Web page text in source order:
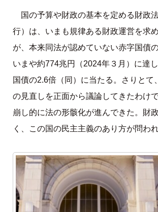
国の予算や財政の基本を定める財政
行）は、いまも規律ある財政運営を求
が、本来同法が認めていない赤字国債
いまや約774兆円（2024年３月）に達
国債の2.6倍（同）に当たる。さりとて
の見直しを正面から議論してきたわけ
崩し的に法の形骸化が進んできた。財
く、この国の民主主義のあり方が問われ